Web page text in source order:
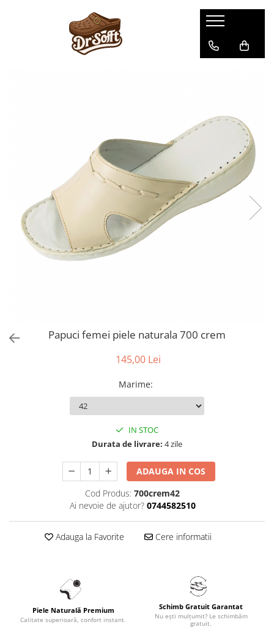
Papuci femei piele naturala 700 crem
145,00 Lei
Marime:
IN STOC
Durata de livrare: 4 zile
ADAUGA IN COS
Cod Produs: 700crem42
Ai nevoie de ajutor? 0744582510
Adauga la Favorite Cere informatii
Piele Naturală Premium
Calitate superioară, confort instant.
Schimb Gratuit Garantat
Nu ești mulțumit? Le schimbăm
gratuit.